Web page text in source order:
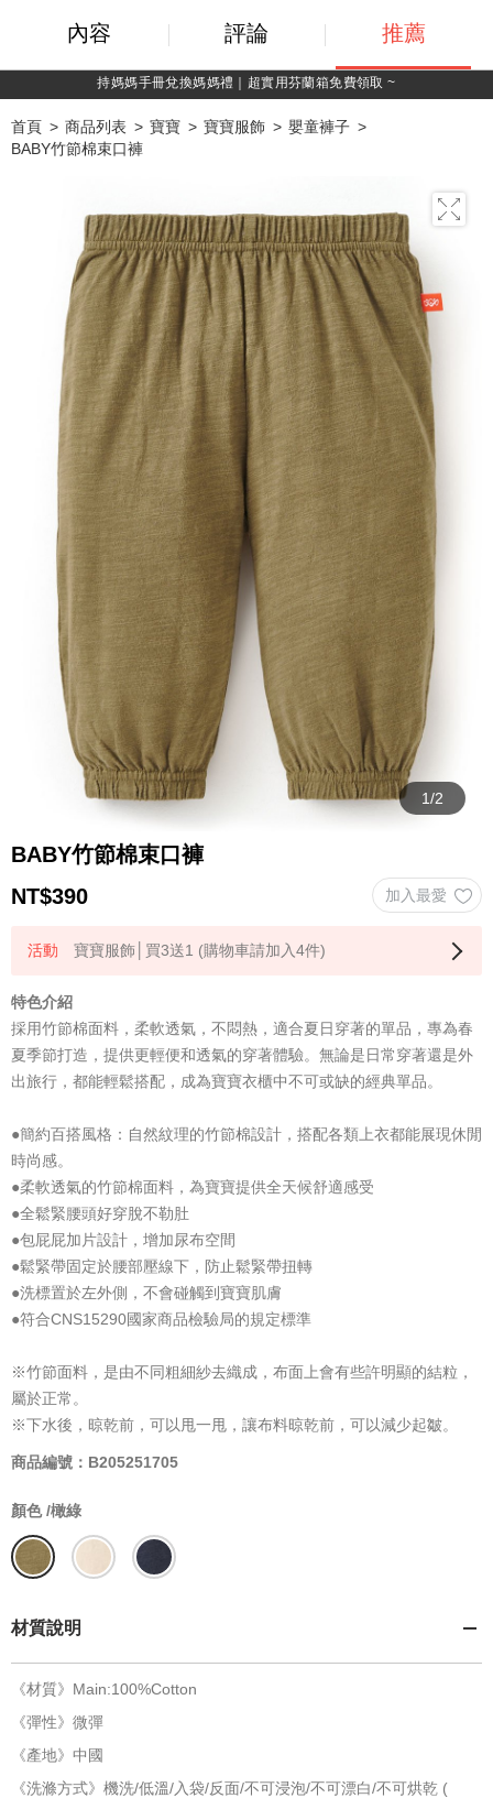
持媽媽手冊兌換媽媽禮｜超實用芬蘭箱免費領取 ~
首頁 商品列表 寶寶 寶寶服飾
嬰童褲子
BABY竹節棉束口褲
BABY竹節棉束口褲
NT$390
寶寶服飾│買3送1 (購物車請加入4件)
特色介紹
採用竹節棉面料，柔軟透氣，不悶熱，適合夏日穿著的單品，專為春
夏季節打造，提供更輕便和透氣的穿著體驗。無論是日常穿著還是外
出旅行，都能輕鬆搭配，成為寶寶衣櫃中不可或缺的經典單品。
●簡約百搭風格：自然紋理的竹節棉設計，搭配各類上衣都能展現休閒
時尚感。
●柔軟透氣的竹節棉面料，為寶寶提供全天候舒適感受
●全鬆緊腰頭好穿脫不勒肚
●包屁屁加片設計，增加尿布空間
●鬆緊帶固定於腰部壓線下，防止鬆緊帶扭轉
●洗標置於左外側，不會碰觸到寶寶肌膚
●符合CNS15290國家商品檢驗局的規定標準
※竹節面料，是由不同粗細紗去織成，布面上會有些許明顯的結粒，
屬於正常。
※下水後，晾乾前，可以甩一甩，讓布料晾乾前，可以減少起皺。
商品編號：B205251705
顏色 /橄綠
材質說明
《材質》Main:100%Cotton
《彈性》微彈
《產地》中國
《洗滌方式》機洗/低溫/入袋/反面/不可浸泡/不可漂白/不可烘乾 (
內容 評論 推薦